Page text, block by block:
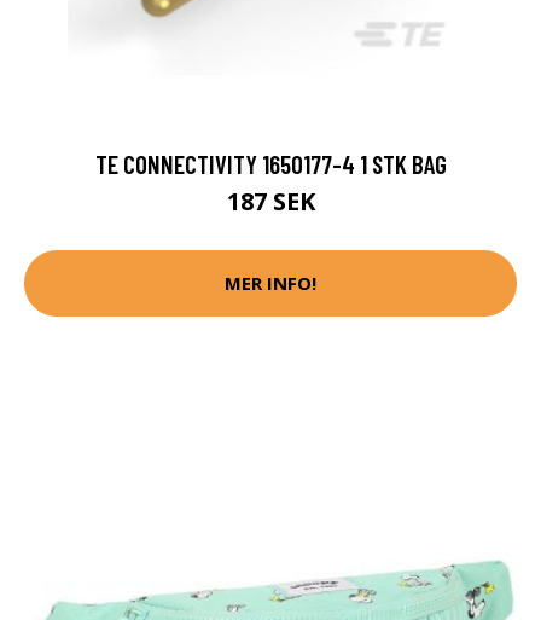
TE CONNECTIVITY 1650177-4 1 STK BAG
187 SEK
MER INFO!